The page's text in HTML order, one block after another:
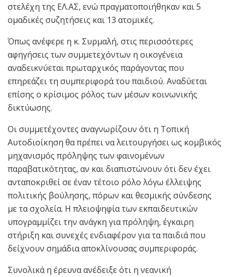
στελέχη της ΕΛ.ΑΣ, ενώ πραγματοποιήθηκαν και 5
ομαδικές συζητήσεις και 13 ατομικές.
Όπως ανέφερε η κ. Συρμαλή, στις περισσότερες
αφηγήσεις των συμμετεχόντων η οικογένεια
αναδεικνύεται πρωταρχικός παράγοντας που
επηρεάζει τη συμπεριφορά του παιδιού. Αναδύεται
επίσης ο κρίσιμος ρόλος των μέσων κοινωνικής
δικτύωσης.
Οι συμμετέχοντες αναγνωρίζουν ότι η Τοπική
Αυτοδιοίκηση θα πρέπει να λειτουργήσει ως κομβικός
μηχανισμός πρόληψης των φαινομένων
παραβατικότητας, αν και διαπιστώνουν ότι δεν έχει
ανταποκριθεί σε έναν τέτοιο ρόλο λόγω έλλειψης
πολιτικής βούλησης, πόρων και θεσμικής σύνδεσης
με τα σχολεία. Η πλειοψηφία των εκπαιδευτικών
υπογραμμίζει την ανάγκη για πρόληψη, έγκαιρη
στήριξη και συνεχές ενδιαφέρον για τα παιδιά που
δείχνουν σημάδια αποκλίνουσας συμπεριφοράς.
Συνολικά η έρευνα ανέδειξε ότι η νεανική